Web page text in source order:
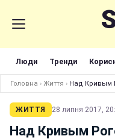
Люди Тренди
Головна › Життя › Над Кривым
ЖИТТЯ 28 липня 2017,
Над Кривым